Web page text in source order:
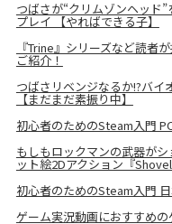
つばさが“クリムゾンヘッド
プレイ 【やればできる子】
『Trine』シリーズなど読者
ご紹介！
つばさリベンジなるか!?バイ
【まだまだ素振り中】
初心者のためのSteam入門
もしもロックマンの武器が
ット絵2Dアクション『
初心者のためのSteam入門
ゲーム実況動画におすすめ